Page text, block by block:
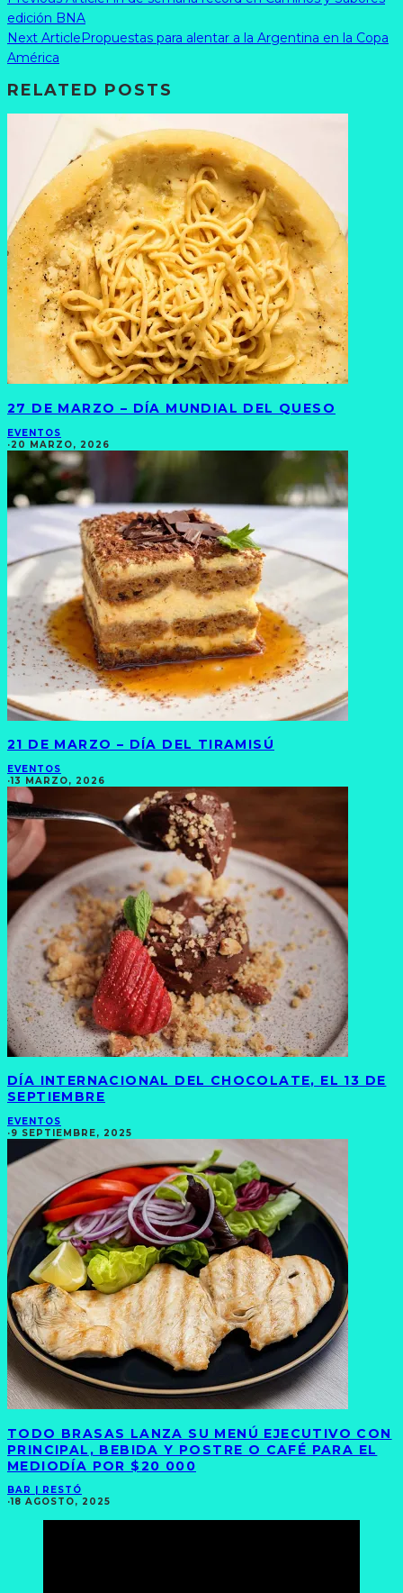
edición BNA
Next Article Propuestas para alentar a la Argentina en la Copa
América
RELATED POSTS
27 DE MARZO – DÍA MUNDIAL DEL QUESO
EVENTOS
·20 MARZO, 2026
21 DE MARZO – DÍA DEL TIRAMISÚ
EVENTOS
·13 MARZO, 2026
DÍA INTERNACIONAL DEL CHOCOLATE, EL 13 DE
SEPTIEMBRE
EVENTOS
·9 SEPTIEMBRE, 2025
TODO BRASAS LANZA SU MENÚ EJECUTIVO CON
PRINCIPAL, BEBIDA Y POSTRE O CAFÉ PARA EL
MEDIODÍA POR $20 000
BAR | RESTÓ
·18 AGOSTO, 2025